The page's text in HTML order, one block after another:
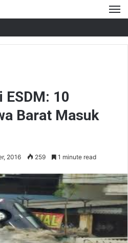
ESDM: 10
Barat Masuk
2016 259 1 minute read